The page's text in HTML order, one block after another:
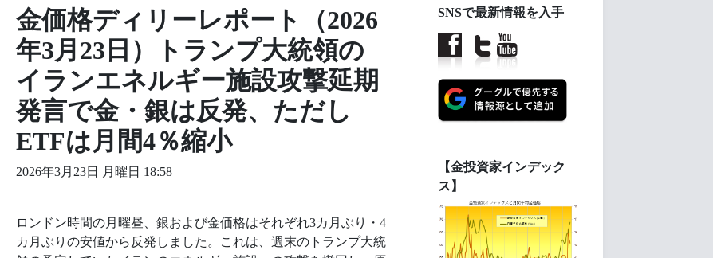
金価格ディリーレポート（2026
年3月23日）トランプ大統領の
イランエネルギー施設攻撃延期
発言で金・銀は反発、ただし
ETFは月間4％縮小
2026年3月23日 月曜日 18:58
ロンドン時間の月曜昼、銀および金価格はそれぞれ3カ月ぶり・4
カ月ぶりの安値から反発しました。これは、週末のトランプ大統
SNSで最新情報を入手
【金投資家インデック
ス】